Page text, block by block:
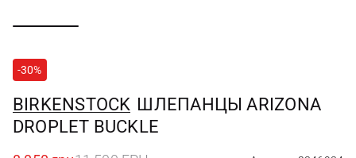
-30%
BIRKENSTOCK ШЛЕПАНЦЫ ARIZONA
DROPLET BUCKLE